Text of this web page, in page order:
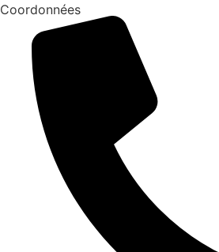
Coordonnées